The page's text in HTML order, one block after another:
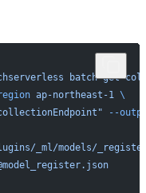
batch-get-
ap-northeast-1
\
--
_ml/models/